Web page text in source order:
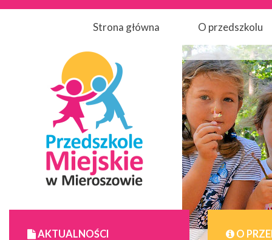
Strona główna O przedszkolu
AKTUALNOŚCI O